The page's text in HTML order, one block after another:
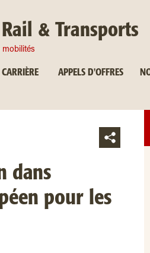
& Transports
mobilités
CARRIÈRE APPELS D'OFFRES
dans
pour les